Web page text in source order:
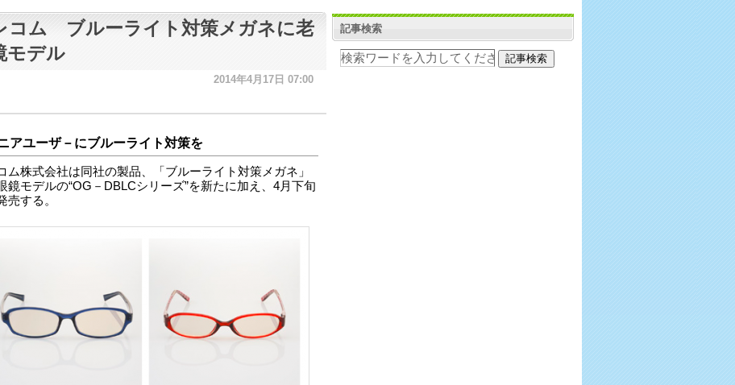
コム ブルーライト対策メガネに老
モデル
2014年4月17日 07:00
アユーザ－にブルーライト対策を
ム株式会社は同社の製品、「ブルーライト対策メガネ」
鏡モデルの“OG－DBLCシリーズ”を新たに加え、4月下旬
売する。
記事検索